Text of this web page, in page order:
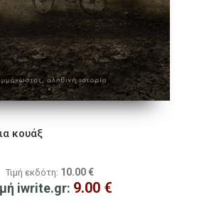
κουάξ
Τιμή εκδότη: 10.00 €
iwrite.gr: 9.00 €